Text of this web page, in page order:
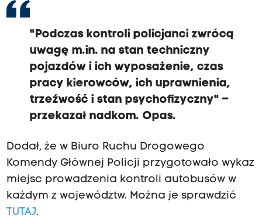
"Podczas kontroli policjanci zwrócą
uwagę m.in. na stan techniczny
pojazdów i ich wyposażenie, czas
pracy kierowców, ich uprawnienia,
trzeźwość i stan psychofizyczny" –
przekazał nadkom. Opas.
Dodał, że w Biuro Ruchu Drogowego
Komendy Głównej Policji przygotowało wykaz
miejsc prowadzenia kontroli autobusów w
każdym z województw. Można je sprawdzić
TUTAJ.